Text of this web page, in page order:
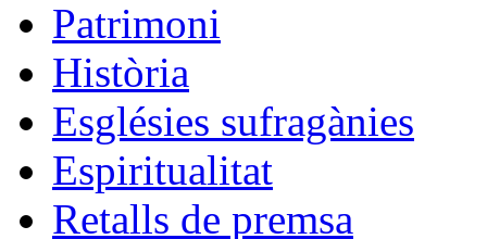
Patrimoni
Història
Esglésies sufragànies
Espiritualitat
Retalls de premsa